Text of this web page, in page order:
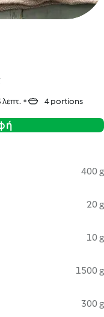
4 portions
400 g
20 g
10 g
1500 g
300 g